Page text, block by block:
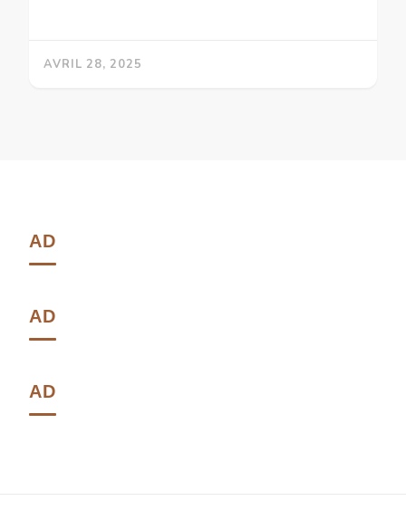
AVRIL 28, 2025
AD
AD
AD